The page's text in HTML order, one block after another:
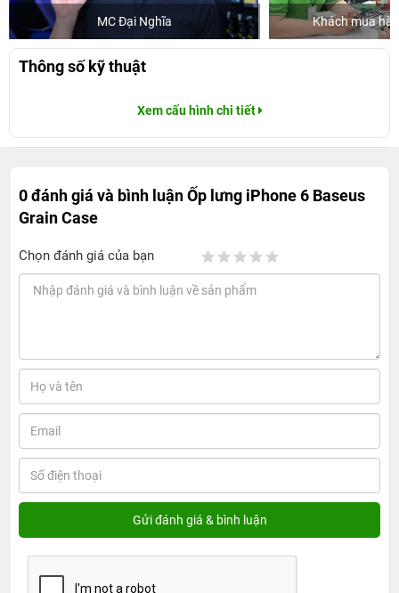
MC Đại Nghĩa Khách mua
Thông số kỹ thuật
Xem cấu hình chi tiết
0 đánh giá và bình luậnỐp lưng iPhone 6 Baseus
Grain Case
Chọn đánh giá của bạn